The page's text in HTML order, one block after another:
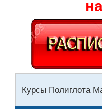
Курсы Полиглота